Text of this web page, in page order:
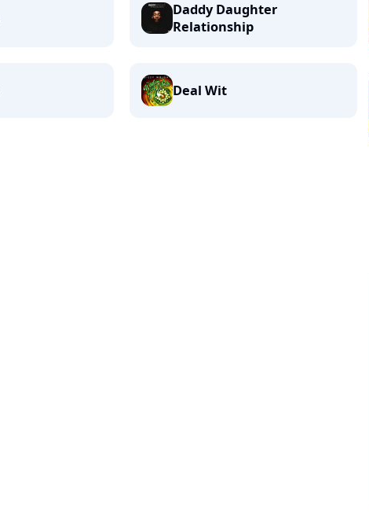
Daddy Daughter
Relationship
Deal Wit